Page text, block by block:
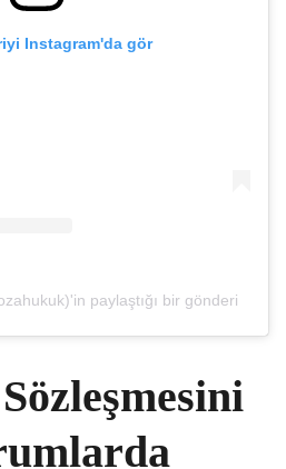
Instagram'da gör
paylaştığı bir gönderi